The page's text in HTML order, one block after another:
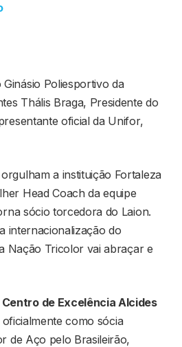
Poliesportivo da
Thális Braga, Presidente do
oficial da Unifor,
a instituição Fortaleza
Head Coach da equipe
sócio torcedora do Laion.
internacionalização do
Nação Tricolor vai abraçar e
de Excelência Alcides
como sócia
de Aço pelo Brasileirão,